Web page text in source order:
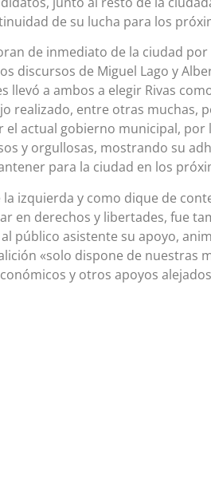
de su lucha para los
de inmediato de la ciudad
discursos de Miguel Lago y
a ambos a elegir Rivas
realizado, entre otras muchas,
actual gobierno municipal, por
y orgullosas, mostrando su
para la ciudad en los
izquierda y como dique de
en derechos y libertades, fue
público asistente su apoyo,
«solo dispone de nuestras
y otros apoyos